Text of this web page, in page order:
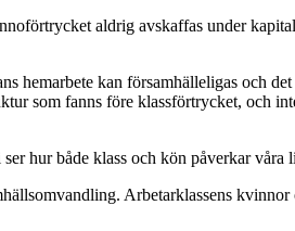
aldrig avskaffas under
hemarbete kan församhälleligas och
som fanns före klassförtrycket, och
hur både klass och kön påverkar våra
Arbetarklassens kvinnor